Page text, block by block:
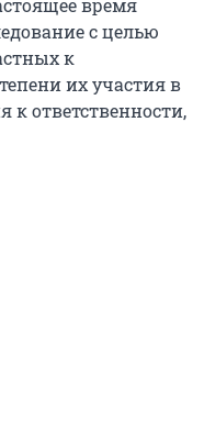
с целью
к
их участия в
ответственности,